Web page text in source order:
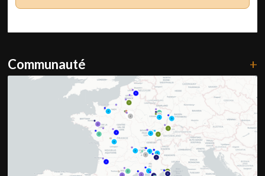
Communauté +